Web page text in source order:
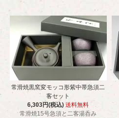
常滑焼黒窯変モッコ形紫中帯急須二
客セット
6,303円(税込)送料無料
常滑焼15号急須と二客湯呑み